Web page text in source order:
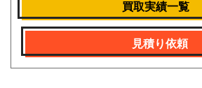
買取実績一覧
見積り依頼